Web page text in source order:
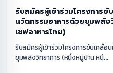
รับสมัครผู้เข้าร่วมโครงการขั
นวัตกรรมอาหารด้วยขุมพลั
เชฟอาหารไทย)
รับสมัครผู้เข้าร่วมโครงการขับเคลื่อ
ขุมพลังวิทยาการ (หนึ่งหมู่บ้าน หนึ...